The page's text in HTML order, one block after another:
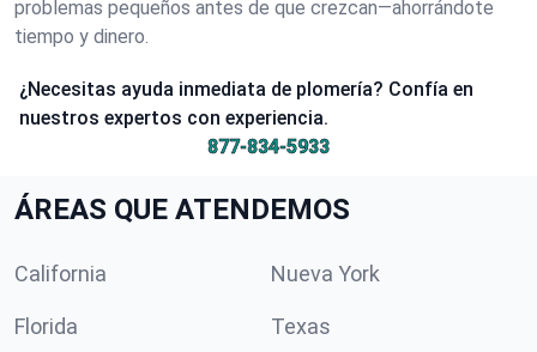
problemas pequeños antes de que crezcan—ahorrándote
tiempo y dinero.
¿Necesitas ayuda inmediata de plomería? Confía en
nuestros expertos con experiencia.
877-834-5933
ÁREAS QUE ATENDEMOS
California Nueva York
Florida Texas